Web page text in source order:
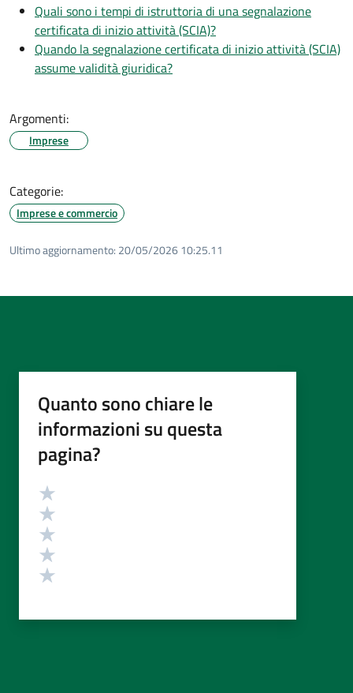
Quali sono i tempi di istruttoria di una segnalazione
certificata di inizio attività (SCIA)?
Quando la segnalazione certificata di inizio attività (SCIA)
assume validità giuridica?
Argomenti:
Imprese
Categorie:
Imprese e commercio
Ultimo aggiornamento: 20/05/2026 10:25.11
Quanto sono chiare le
informazioni su questa
pagina?
Valutazione